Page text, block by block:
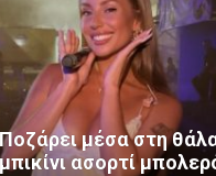
μέσα στη
ασορτί